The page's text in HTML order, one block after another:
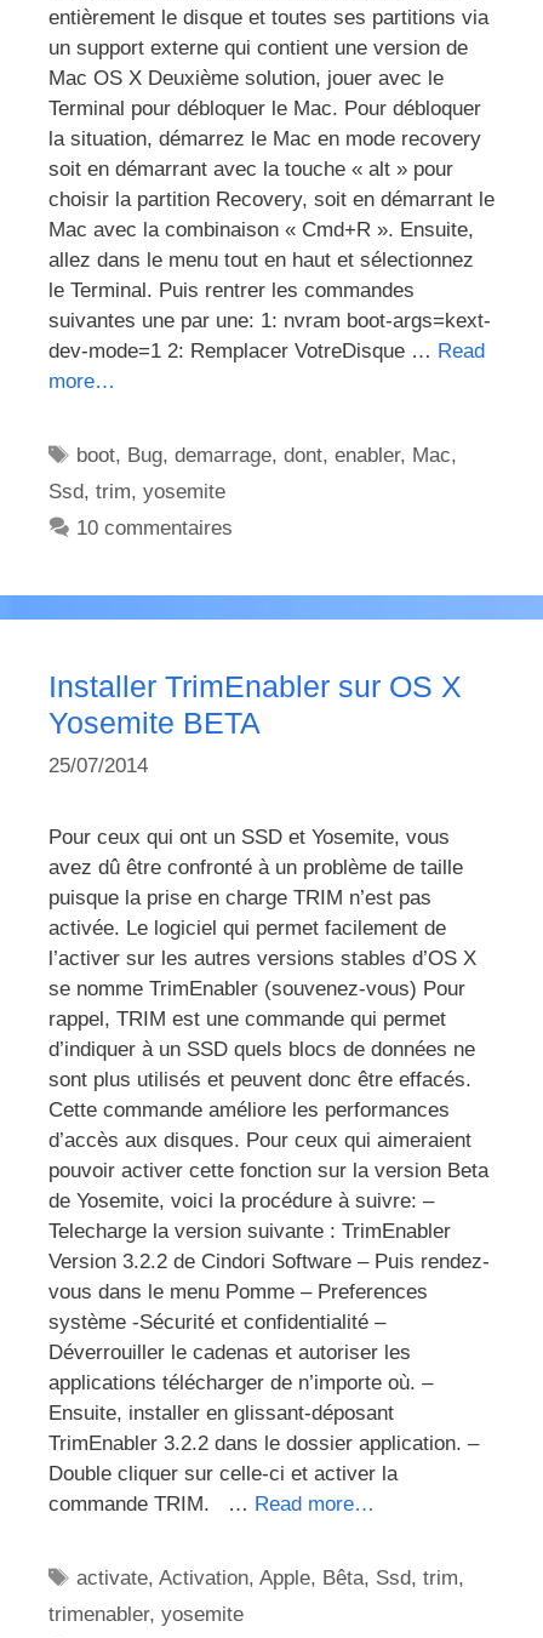
entièrement le disque et toutes ses partitions via
un support externe qui contient une version de
Mac OS X Deuxième solution, jouer avec le
Terminal pour débloquer le Mac. Pour débloquer
la situation, démarrez le Mac en mode recovery
soit en démarrant avec la touche « alt » pour
choisir la partition Recovery, soit en démarrant le
Mac avec la combinaison « Cmd+R ». Ensuite,
allez dans le menu tout en haut et sélectionnez
le Terminal. Puis rentrer les commandes
suivantes une par une: 1: nvram boot-args=kext-
dev-mode=1 2: Remplacer VotreDisque … Read
more…
Étiquettes
boot, Bug,demarrage,dont,enabler, Mac,
Ssd, trim, yosemite
10 commentaires
Installer TrimEnabler sur OS X
Yosemite BETA
25/07/2014
Pour ceux qui ont un SSD et Yosemite, vous
avez dû être confronté à un problème de taille
puisque la prise en charge TRIM n’est pas
activée. Le logiciel qui permet facilement de
l’activer sur les autres versions stables d’OS X
se nomme TrimEnabler (souvenez-vous) Pour
rappel, TRIM est une commande qui permet
d’indiquer à un SSD quels blocs de données ne
sont plus utilisés et peuvent donc être effacés.
Cette commande améliore les performances
d’accès aux disques. Pour ceux qui aimeraient
pouvoir activer cette fonction sur la version Beta
de Yosemite, voici la procédure à suivre: –
Telecharge la version suivante : TrimEnabler
Version 3.2.2 de Cindori Software – Puis rendez-
vous dans le menu Pomme – Preferences
système -Sécurité et confidentialité –
Déverrouiller le cadenas et autoriser les
applications télécharger de n’importe où. –
Ensuite, installer en glissant-déposant
TrimEnabler 3.2.2 dans le dossier application. –
Double cliquer sur celle-ci et activer la
commande TRIM. … Read more…
Étiquettes
activate,Activation,Apple, Bêta, Ssd,trim,
trimenabler, yosemite